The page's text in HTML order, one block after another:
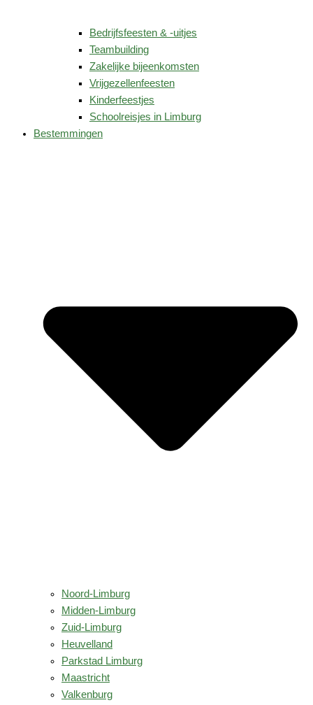
Bedrijfsfeesten & -uitjes
Teambuilding
Zakelijke bijeenkomsten
Vrijgezellenfeesten
Kinderfeestjes
Schoolreisjes in Limburg
Bestemmingen
Noord-Limburg
Midden-Limburg
Zuid-Limburg
Heuvelland
Parkstad Limburg
Maastricht
Valkenburg